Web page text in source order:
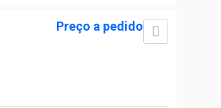
Preço a pedido